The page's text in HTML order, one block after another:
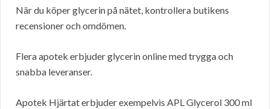
När du köper glycerin på nätet, kontrollera butikens
recensioner och omdömen.
Flera apotek erbjuder glycerin online med trygga och
snabba leveranser.
Apotek Hjärtat erbjuder exempelvis APL Glycerol 300 ml